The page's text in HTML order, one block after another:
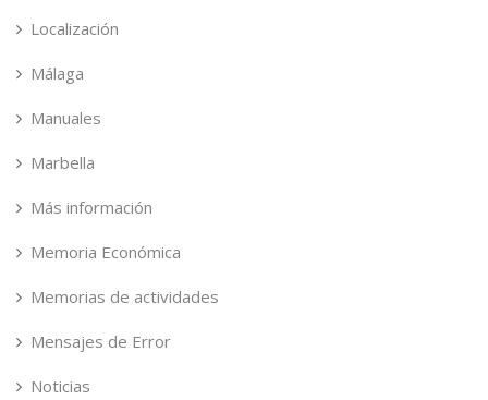
Localización
Málaga
Manuales
Marbella
Más información
Memoria Económica
Memorias de actividades
Mensajes de Error
Noticias